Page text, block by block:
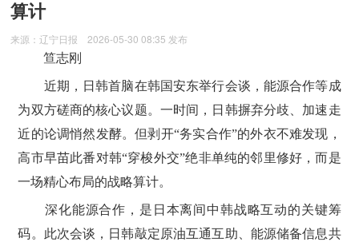
算计
来源：辽宁日报 2026-05-30 08:35 发布
笪志刚
近期，日韩首脑在韩国安东举行会谈，能源合作等成
为双方磋商的核心议题。一时间，日韩摒弃分歧、加速走
近的论调悄然发酵。但剥开“务实合作”的外衣不难发现，
高市早苗此番对韩“穿梭外交”绝非单纯的邻里修好，而是
一场精心布局的战略算计。
深化能源合作，是日本离间中韩战略互动的关键筹
码。此次会谈，日韩敲定原油互通互助、能源储备信息共